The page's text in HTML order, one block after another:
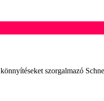
szorgalmazó